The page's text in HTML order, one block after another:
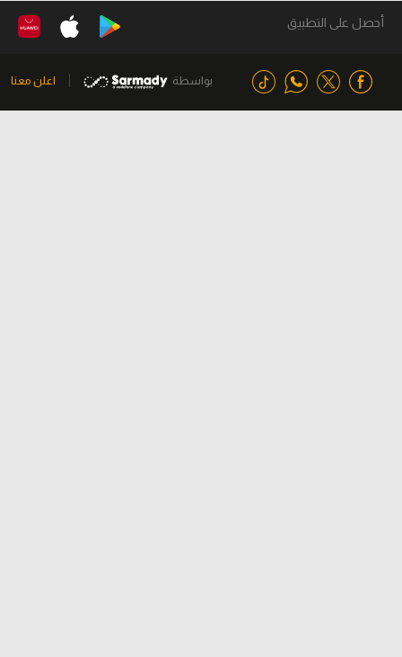
أحصل على التطبيق
بواسطة اعلن معنا